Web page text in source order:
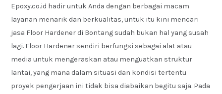
Epoxy.co.id hadir untuk Anda dengan berbagai macam
layanan menarik dan berkualitas, untuk itu kini mencari
jasa Floor Hardener di Bontang sudah bukan hal yang susah
lagi. Floor Hardener sendiri berfungsi sebagai alat atau
media untuk mengeraskan atau menguatkan struktur
lantai, yang mana dalam situasi dan kondisi tertentu
proyek pengerjaan ini tidak bisa diabaikan begitu saja. Pada